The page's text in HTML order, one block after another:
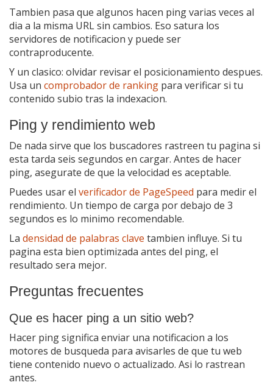
Tambien pasa que algunos hacen ping varias veces al
dia a la misma URL sin cambios. Eso satura los
servidores de notificacion y puede ser
contraproducente.
Y un clasico: olvidar revisar el posicionamiento despues.
Usa un comprobador de ranking para verificar si tu
contenido subio tras la indexacion.
Ping y rendimiento web
De nada sirve que los buscadores rastreen tu pagina si
esta tarda seis segundos en cargar. Antes de hacer
ping, asegurate de que la velocidad es aceptable.
Puedes usar el verificador de PageSpeed para medir el
rendimiento. Un tiempo de carga por debajo de 3
segundos es lo minimo recomendable.
La densidad de palabras clave tambien influye. Si tu
pagina esta bien optimizada antes del ping, el
resultado sera mejor.
Preguntas frecuentes
Que es hacer ping a un sitio web?
Hacer ping significa enviar una notificacion a los
motores de busqueda para avisarles de que tu web
tiene contenido nuevo o actualizado. Asi lo rastrean
antes.